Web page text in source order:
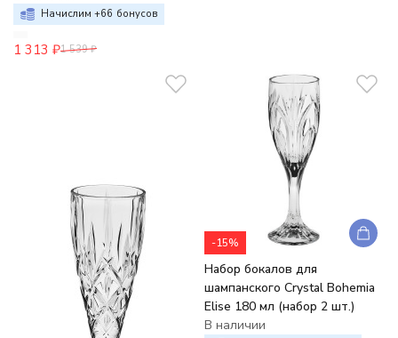
Начислим +66 бонусов
1 313 ₽1 539 ₽
-15%
Набор бокалов для
шампанского Crystal Bohemia
Elise 180 мл (набор 2 шт.)
В наличии